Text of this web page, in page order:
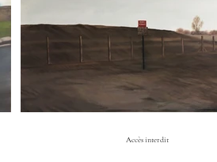
Accès interdit